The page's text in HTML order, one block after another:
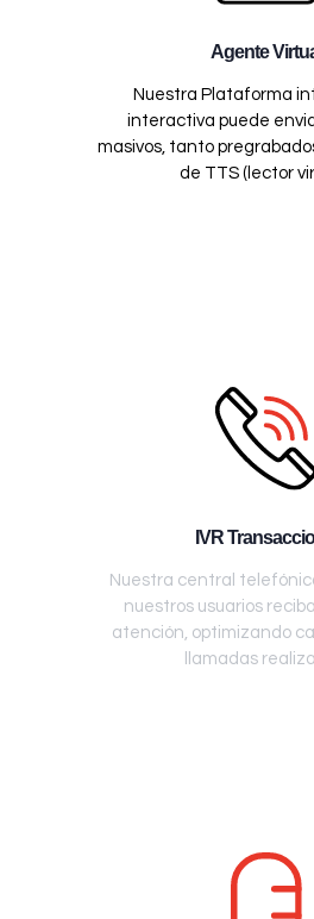
Agente
Nuestra Plataforma
interactiva puede
masivos, tanto
de TTS (lector
IVR
Nuestra central
nuestros usuarios
atención, optimizando
llamadas